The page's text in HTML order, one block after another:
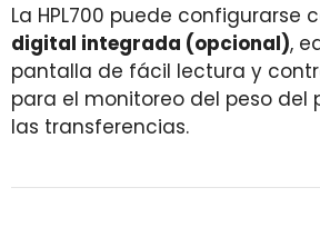
La HPL700 puede configurarse
digital integrada (opcional),
pantalla de fácil lectura y
para el monitoreo del peso del
las transferencias.